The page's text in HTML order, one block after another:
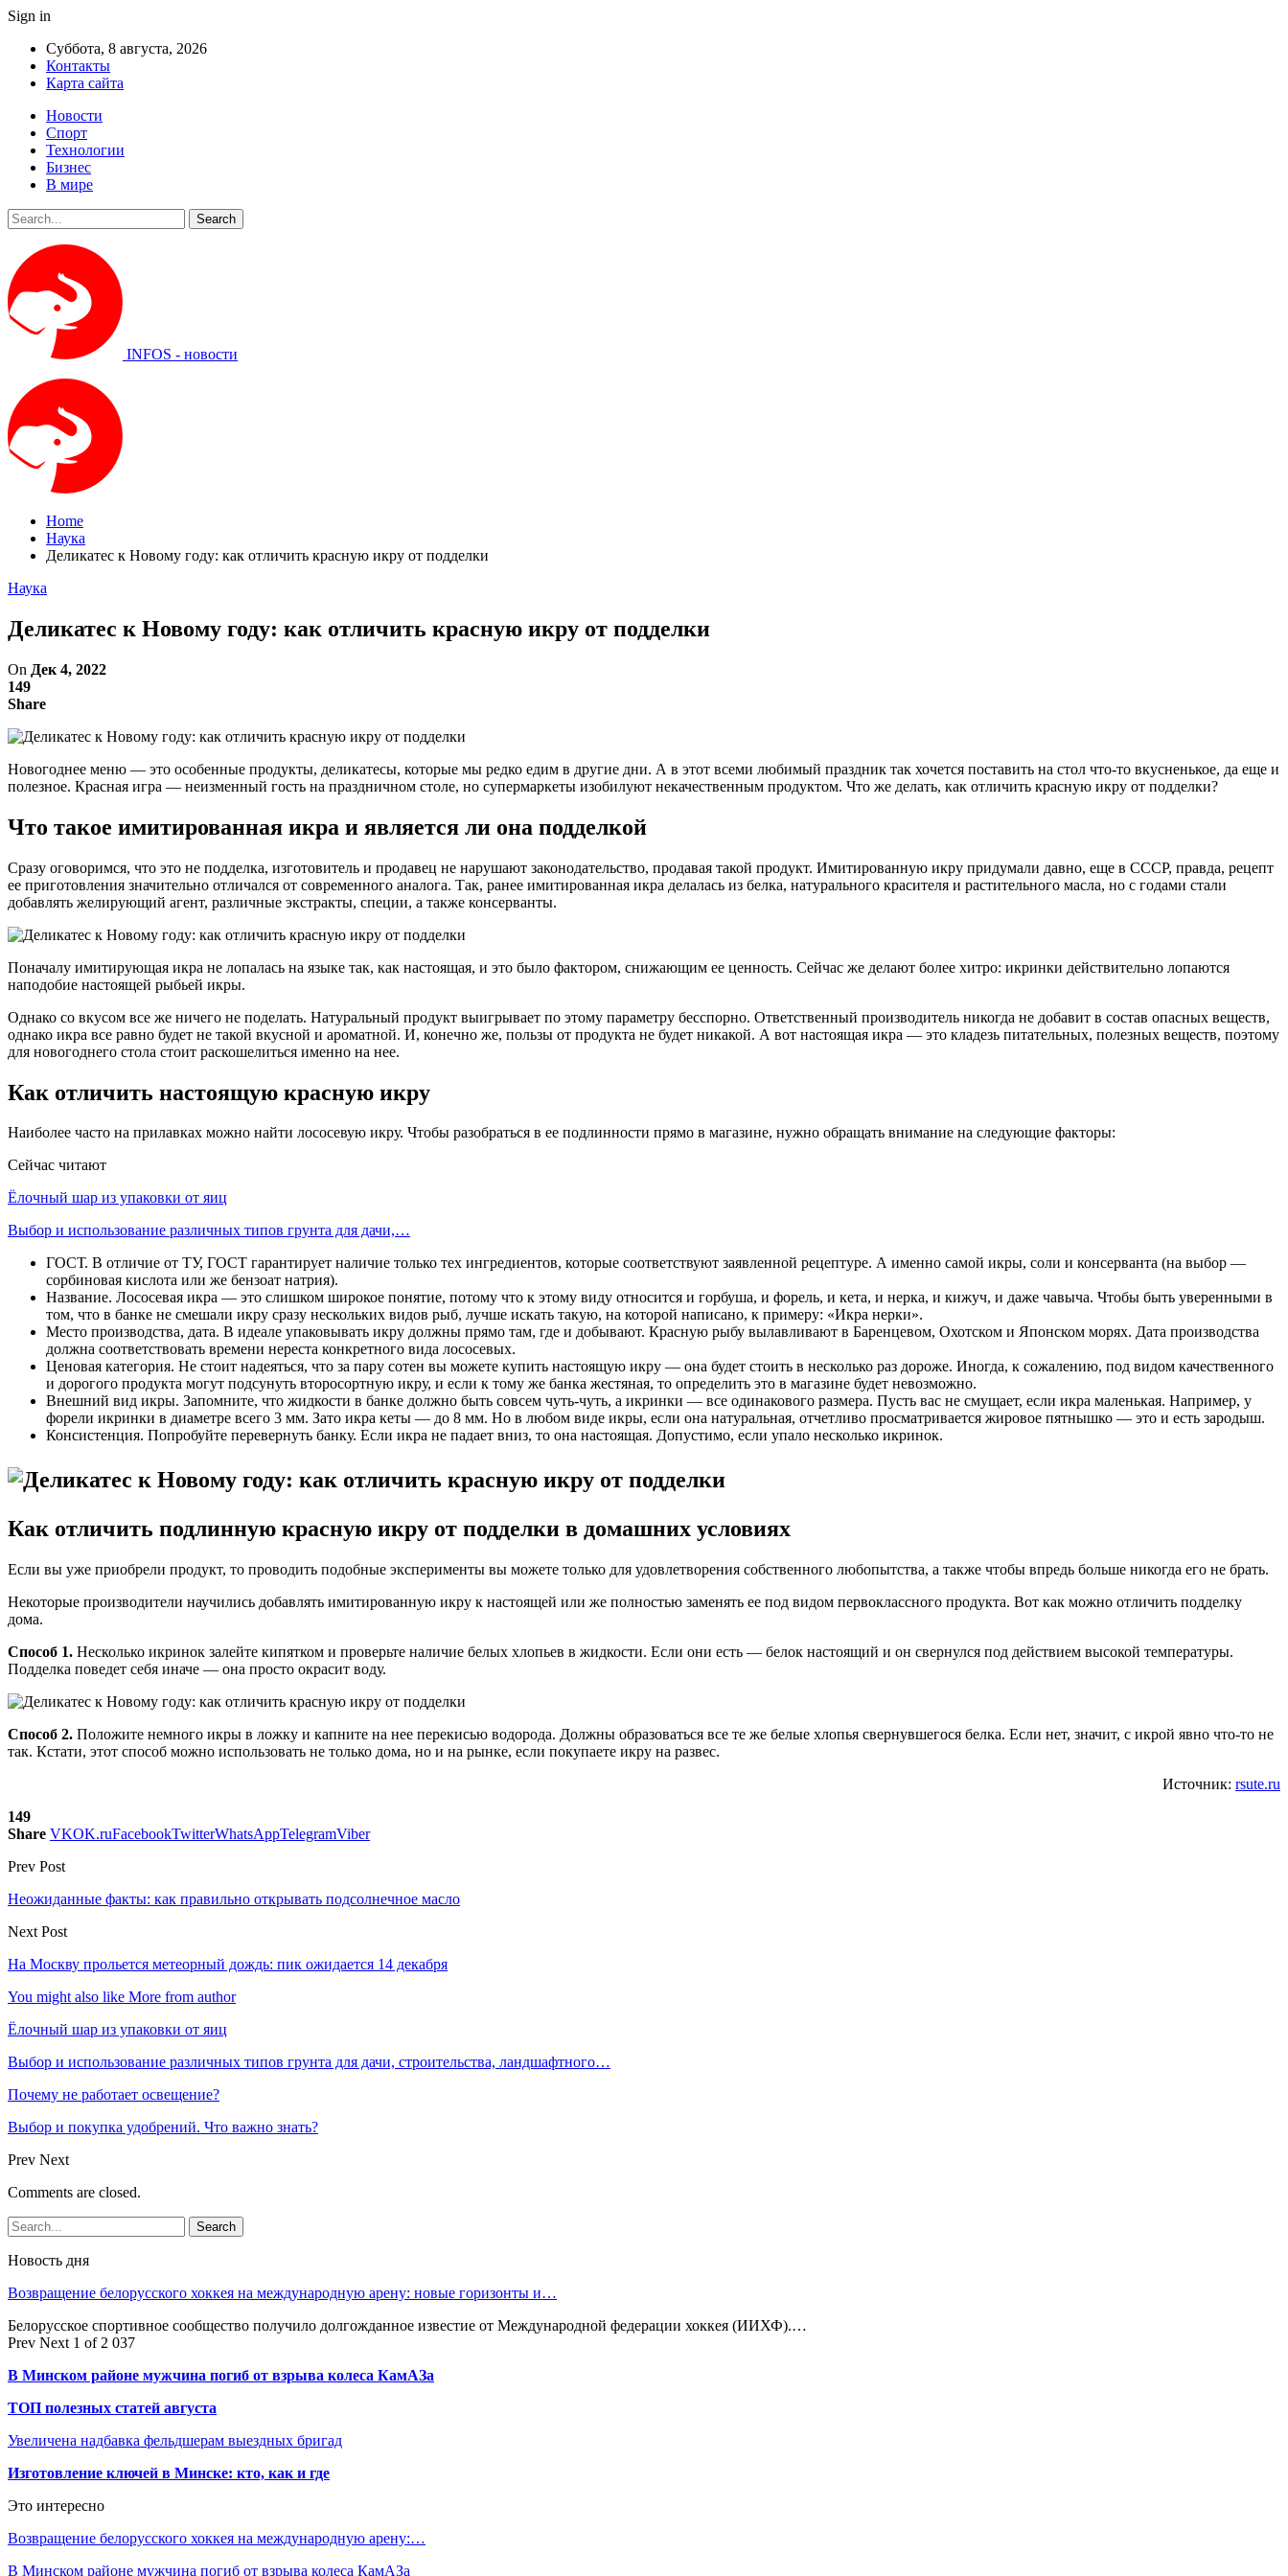
Sign in
Суббота, 8 августа, 2026
Контакты
Карта сайта
Новости
Спорт
Технологии
Бизнес
В мире
INFOS - новости
Home
Наука
Деликатес к Новому году: как отличить красную икру от подделки
Наука
Деликатес к Новому году: как отличить красную икру от подделки
On Дек 4, 2022
149
Share
Новогоднее меню — это особенные продукты, деликатесы, которые мы редко едим в другие дни. А в этот всеми любимый праздник так хочется поставить на стол что-то вкусненькое, да еще и
полезное. Красная игра — неизменный гость на праздничном столе, но супермаркеты изобилуют некачественным продуктом. Что же делать, как отличить красную икру от подделки?
Что такое имитированная икра и является ли она подделкой
Сразу оговоримся, что это не подделка, изготовитель и продавец не нарушают законодательство, продавая такой продукт. Имитированную икру придумали давно, еще в СССР, правда, рецепт
ее приготовления значительно отличался от современного аналога. Так, ранее имитированная икра делалась из белка, натурального красителя и растительного масла, но с годами стали
добавлять желирующий агент, различные экстракты, специи, а также консерванты.
Поначалу имитирующая икра не лопалась на языке так, как настоящая, и это было фактором, снижающим ее ценность. Сейчас же делают более хитро: икринки действительно лопаются
наподобие настоящей рыбьей икры.
Однако со вкусом все же ничего не поделать. Натуральный продукт выигрывает по этому параметру бесспорно. Ответственный производитель никогда не добавит в состав опасных веществ,
однако икра все равно будет не такой вкусной и ароматной. И, конечно же, пользы от продукта не будет никакой. А вот настоящая икра — это кладезь питательных, полезных веществ, поэтому
для новогоднего стола стоит раскошелиться именно на нее.
Как отличить настоящую красную икру
Наиболее часто на прилавках можно найти лососевую икру. Чтобы разобраться в ее подлинности прямо в магазине, нужно обращать внимание на следующие факторы:
Сейчас читают
Ёлочный шар из упаковки от яиц
Выбор и использование различных типов грунта для дачи,…
ГОСТ. В отличие от ТУ, ГОСТ гарантирует наличие только тех ингредиентов, которые соответствуют заявленной рецептуре. А именно самой икры, соли и консерванта (на выбор —
сорбиновая кислота или же бензоат натрия).
Название. Лососевая икра — это слишком широкое понятие, потому что к этому виду относится и горбуша, и форель, и кета, и нерка, и кижуч, и даже чавыча. Чтобы быть уверенными в
том, что в банке не смешали икру сразу нескольких видов рыб, лучше искать такую, на которой написано, к примеру: «Икра нерки».
Место производства, дата. В идеале упаковывать икру должны прямо там, где и добывают. Красную рыбу вылавливают в Баренцевом, Охотском и Японском морях. Дата производства
должна соответствовать времени нереста конкретного вида лососевых.
Ценовая категория. Не стоит надеяться, что за пару сотен вы можете купить настоящую икру — она будет стоить в несколько раз дороже. Иногда, к сожалению, под видом качественного
и дорогого продукта могут подсунуть второсортную икру, и если к тому же банка жестяная, то определить это в магазине будет невозможно.
Внешний вид икры. Запомните, что жидкости в банке должно быть совсем чуть-чуть, а икринки — все одинакового размера. Пусть вас не смущает, если икра маленькая. Например, у
форели икринки в диаметре всего 3 мм. Зато икра кеты — до 8 мм. Но в любом виде икры, если она натуральная, отчетливо просматривается жировое пятнышко — это и есть зародыш.
Консистенция. Попробуйте перевернуть банку. Если икра не падает вниз, то она настоящая. Допустимо, если упало несколько икринок.
Как отличить подлинную красную икру от подделки в домашних условиях
Если вы уже приобрели продукт, то проводить подобные эксперименты вы можете только для удовлетворения собственного любопытства, а также чтобы впредь больше никогда его не брать.
Некоторые производители научились добавлять имитированную икру к настоящей или же полностью заменять ее под видом первоклассного продукта. Вот как можно отличить подделку
дома.
Способ 1. Несколько икринок залейте кипятком и проверьте наличие белых хлопьев в жидкости. Если они есть — белок настоящий и он свернулся под действием высокой температуры.
Подделка поведет себя иначе — она просто окрасит воду.
Способ 2. Положите немного икры в ложку и капните на нее перекисью водорода. Должны образоваться все те же белые хлопья свернувшегося белка. Если нет, значит, с икрой явно что-то не
так. Кстати, этот способ можно использовать не только дома, но и на рынке, если покупаете икру на развес.
Источник: rsute.ru
149
Share VKOK.ruFacebookTwitterWhatsAppTelegramViber
Prev Post
Неожиданные факты: как правильно открывать подсолнечное масло
Next Post
На Москву прольется метеорный дождь: пик ожидается 14 декабря
You might also like More from author
Ёлочный шар из упаковки от яиц
Выбор и использование различных типов грунта для дачи, строительства, ландшафтного…
Почему не работает освещение?
Выбор и покупка удобрений. Что важно знать?
Prev Next
Comments are closed.
Новость дня
Возвращение белорусского хоккея на международную арену: новые горизонты и…
Белорусское спортивное сообщество получило долгожданное известие от Международной федерации хоккея (ИИХФ).…
Prev Next 1 of 2 037
В Минском районе мужчина погиб от взрыва колеса КамАЗа
ТОП полезных статей августа
Увеличена надбавка фельдшерам выездных бригад
Изготовление ключей в Минске: кто, как и где
Это интересно
Возвращение белорусского хоккея на международную арену:…
В Минском районе мужчина погиб от взрыва колеса КамАЗа